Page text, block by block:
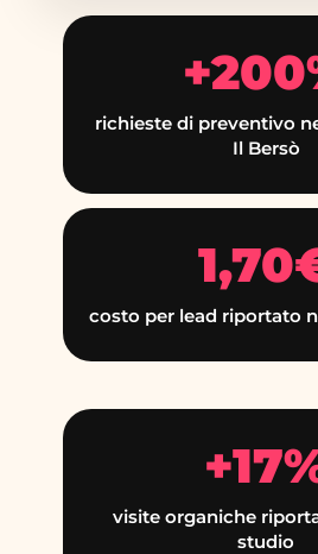
richieste di preventivo
Il Bersò
costo per lead riportato
visite organiche
studio